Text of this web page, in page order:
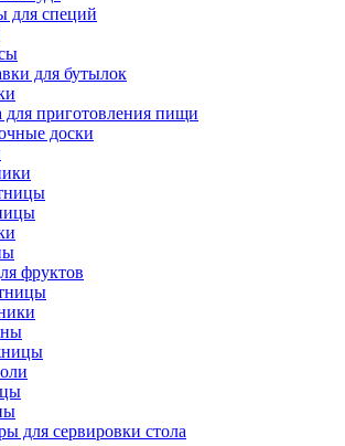
для специй
для бутылок
для приготовления пищи
доски
фруктов
для сервировки стола